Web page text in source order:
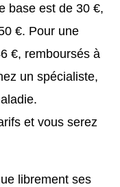
base est de 30 €,
€. Pour une
€, remboursés à
un spécialiste,
et vous serez
librement ses